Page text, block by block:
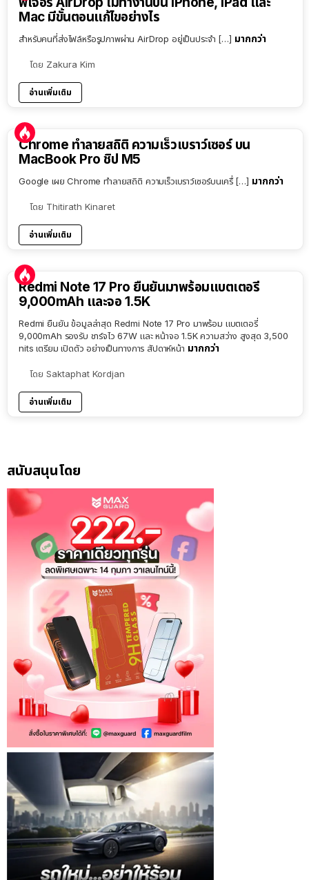
Mac มีขั้นตอนแก้ไขอย่างไร
สำหรับคนที่ส่งไฟล์หรือรูปภาพผ่าน AirDrop อยู่เป็นประจำ […] มากกว่า
โดย Zakura Kim
อ่านเพิ่มเติม
Chrome ทำลายสถิติ ความเร็วเบราว์เซอร์ บน
MacBook Pro ชิป M5
Google เผย Chrome ทำลายสถิติ ความเร็วเบราว์เซอร์บนเครื่ […] มากกว่า
โดย Thitirath Kinaret
อ่านเพิ่มเติม
Redmi Note 17 Pro ยืนยันมาพร้อมแบตเตอรี่
9,000mAh และจอ 1.5K
Redmi ยืนยัน ข้อมูลล่าสุด Redmi Note 17 Pro มาพร้อม แบตเตอรี่
9,000mAh รองรับ ชาร์จไว 67W และ หน้าจอ 1.5K ความสว่าง สูงสุด 3,500
nits เตรียม เปิดตัว อย่างเป็นทางการ สัปดาห์หน้า มากกว่า
โดย Saktaphat Kordjan
อ่านเพิ่มเติม
สนับสนุนโดย